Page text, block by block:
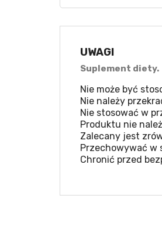
UWAGI
Suplement diety.
Nie może być
Nie należy
Nie stosować w
Produktu nie
Zalecany jest
Przechowywać w
Chronić przed